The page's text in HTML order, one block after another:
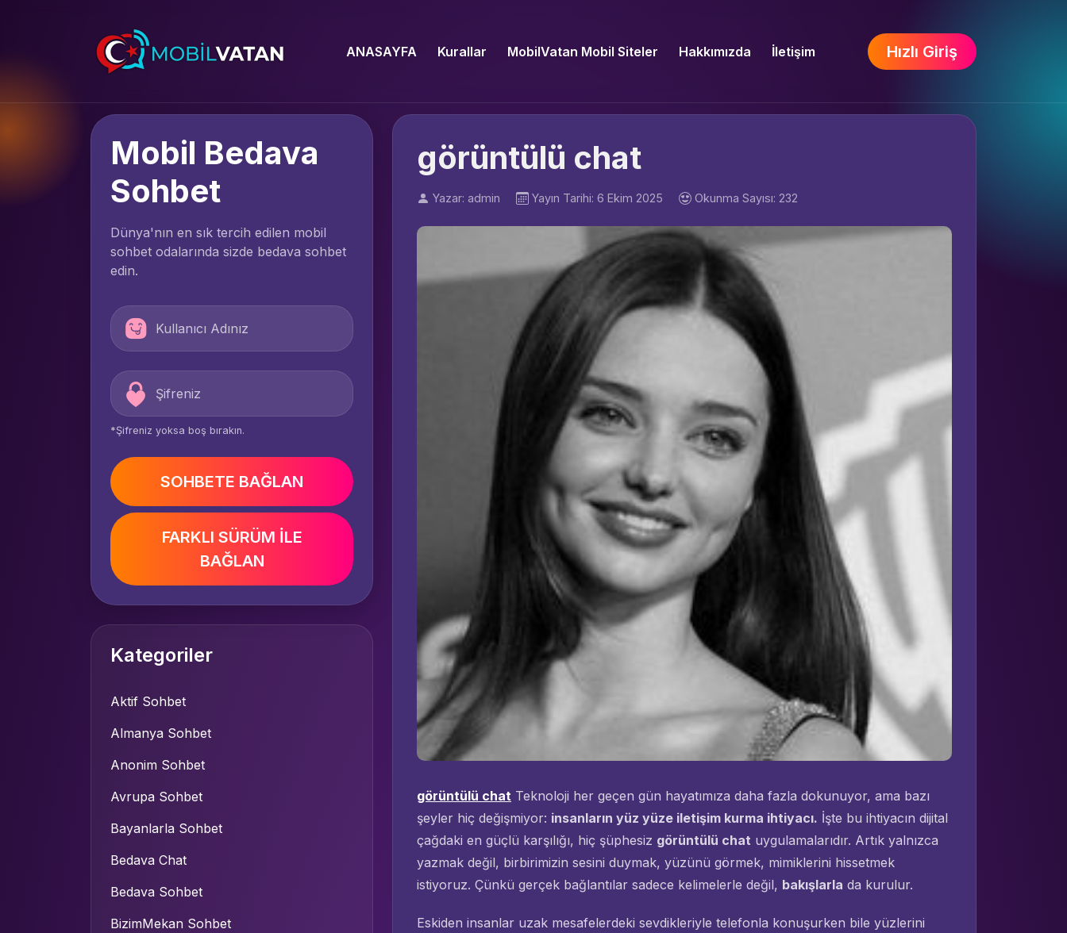
ANASAYFA Kurallar MobilVatan Mobil Siteler Hakkımızda İletişim Hızlı Giriş
görüntülü chat
Yazar: admin Yayın Tarihi: 6 Ekim 2025 Okunma Sayısı: 232
görüntülü chat Teknoloji her geçen gün hayatımıza daha fazla dokunuyor, ama bazı
şeyler hiç değişmiyor: insanların yüz yüze iletişim kurma ihtiyacı. İşte bu ihtiyacın dijital
çağdaki en güçlü karşılığı, hiç şüphesiz görüntülü chat uygulamalarıdır. Artık yalnızca
yazmak değil, birbirimizin sesini duymak, yüzünü görmek, mimiklerini hissetmek
istiyoruz. Çünkü gerçek bağlantılar sadece kelimelerle değil, bakışlarla da kurulur.
Eskiden insanlar uzak mesafelerdeki sevdikleriyle telefonla konuşurken bile yüzlerini
Mobil Bedava
Sohbet
Dünya'nın en sık tercih edilen mobil
sohbet odalarında sizde bedava sohbet
edin.
*Şifreniz yoksa boş bırakın.
SOHBETE BAĞLAN
FARKLI SÜRÜM İLE
BAĞLAN
Kategoriler
Aktif Sohbet
Almanya Sohbet
Anonim Sohbet
Avrupa Sohbet
Bayanlarla Sohbet
Bedava Chat
Bedava Sohbet
BizimMekan Sohbet